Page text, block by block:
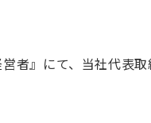
者』にて、当社代表